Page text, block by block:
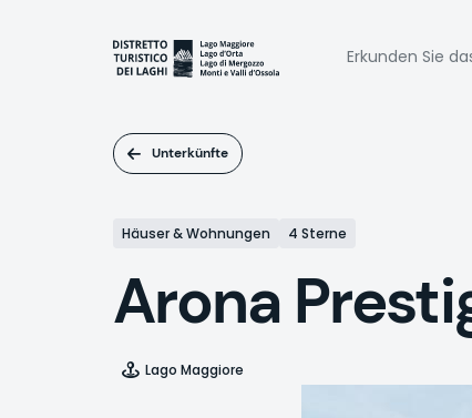
Erkunden Sie
Unterkünfte
Häuser & Wohnungen 4 Sterne
Arona
Lago Maggiore